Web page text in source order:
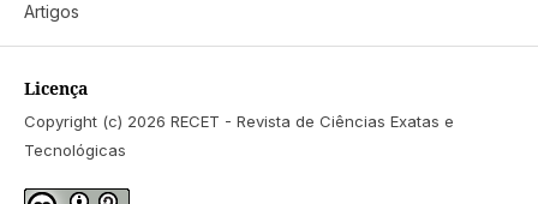
Artigos
Licença
Copyright (c) 2026 RECET - Revista de Ciências Exatas e
Tecnológicas